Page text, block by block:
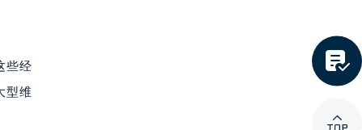
些经
型维

